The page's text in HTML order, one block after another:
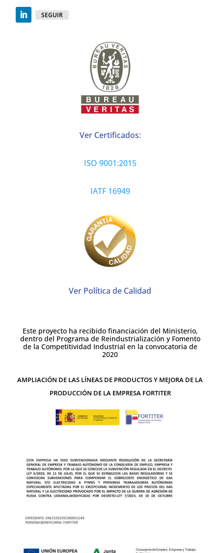
SEGUIR
Ver Certificados:
ISO 9001:2015
IATF 16949
Ver Política de Calidad
Este proyecto ha recibido financiación del Ministerio,
dentro del Programa de Reindustrialización y Fomento
de la Competitividad Industrial en la convocatoria de
2020
AMPLIACIÓN DE LAS LÍNEAS DE PRODUCTOS Y MEJORA DE LA
PRODUCCIÓN DE LA EMPRESA FORTITER